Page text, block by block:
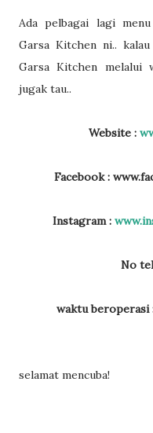
Ada pelbagai lagi
Garsa Kitchen ni..
Garsa Kitchen melalui
jugak tau..
Website :
Facebook :
Instagram :
No
waktu
selamat mencuba!